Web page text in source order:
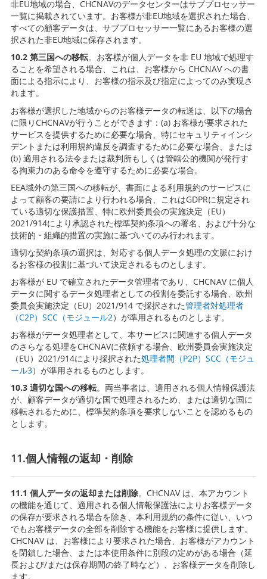
非EU地域の場合、CHCNAVのデータセンターはサブプロセッサー
一覧に掲載されています。お客様が非EU地域を選択された場合、
すべての顧客データは、サブプロセッサー一覧にあるお客様の選
択された非EU地域に保存されます。
10.2 第三国への移転。お客様が個人データを非 EU 地域で処理す
ることを希望される場合、これは、お客様から CHCNAV への書
面による指示により、お客様の指示及び指定によってのみ実現さ
れます。
お客様が選択した地域からのお客様データの転送は、以下の場合
に限りCHCNAVが行うことができます：(a) お客様が要求された
サービスを提供するために必要な場合、特にセキュリティインシ
デントまたは利用規約違反を調査するために必要な場合、または
(b) 適用される法令または裁判所もしくは管轄公的機関が発行す
る拘束力のある命令を遵守するために必要な場合。
EEA域外の第三国への移転が、書面による利用規約のサービスに
よって顧客の要請により行われる場合、これはGDPRに規定され
ている適切な保護措置、特に欧州委員会の実施決定（EU）
2021/914により承認された標準契約条項への署名、および十分な
技術的・組織的措置の実施に基づいてのみ行われます。
適切な契約条項の選択は、対応する個人データ処理の文脈におけ
るお客様の役割に基づいて決定されるものとします。
お客様が EU で確立されたデータ管理者であり、CHCNAV に個人
データに関するデータ処理者としての役割を委託する場合、欧州
委員会実施決定（EU）2021/914 で採択された管理者対処理者
（C2P）SCC（モジュール2）が準用されるものとします。
お客様がデータ処理者として、本サービスに関連する個人データ
のさらなる処理をCHCNAVに依頼する場合、欧州委員会実施決定
（EU）2021/914により採択された処理者間（P2P）SCC（モジュ
ール3）が準用されるものとします。
10.3 適切な国への移転。両当事者は、適用される個人情報保護法
が、顧客データが適切な国で処理されるため、または適切な国に
移転されるために、標準契約条項を要求しないことを認めるもの
とします。
11.個人情報の返却・削除
11.1 個人データの返却または削除。CHCNAV は、本アカウント
の機能を通じて、適用される個人情報保護法によりお客様データ
の保存が要求される場合を除き、本利用規約の条件に従い、いつ
でもお客様データの全部を削除する機能をお客様に提供します。
CHCNAV は、お客様により要求された場合、お客様がアカウント
を閉鎖した場合、または本使用条件に別段の定めがある場合（延
長および/または保存期間の終了時など）、お客様データを削除し
ます。